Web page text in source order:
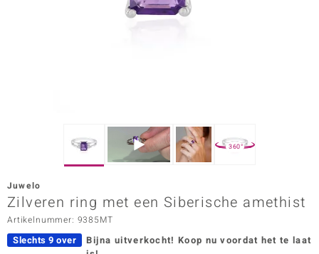
Vogue
in Italy
360°
Juwelo
Zilveren ring met een Siberische amethist
Artikelnummer: 9385MT
Slechts 9 over Bijna uitverkocht! Koop nu voordat het te laat